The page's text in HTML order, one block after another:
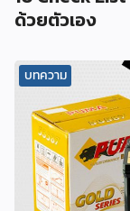
ด้วยตัวเอง
บทความ